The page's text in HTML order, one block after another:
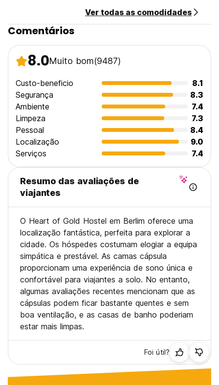
Ver todas as comodidades
Comentários
8.0Muito bom(9487)
Custo-beneficio
8.1
Segurança
8.3
Ambiente
7.4
Limpeza
7.3
Pessoal
8.4
Localização
9.0
Serviços
7.4
Resumo das avaliações de
viajantes
O Heart of Gold Hostel em Berlim oferece uma
localização fantástica, perfeita para explorar a
cidade. Os hóspedes costumam elogiar a equipa
simpática e prestável. As camas cápsula
proporcionam uma experiência de sono única e
confortável para viajantes a solo. No entanto,
algumas avaliações recentes mencionam que as
cápsulas podem ficar bastante quentes e sem
boa ventilação, e as casas de banho poderiam
estar mais limpas.
Foi útil?